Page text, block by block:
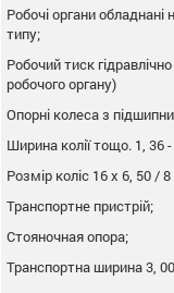
Робочі органи
типу;
Робочий тиск
робочого органу)
Опорні колеса з
Ширина колії тощо. 1, 36
Розмір коліс 16 x 6, 50 /
Транспортне пристрій;
Стояночная опора;
Транспортна ширина 3,